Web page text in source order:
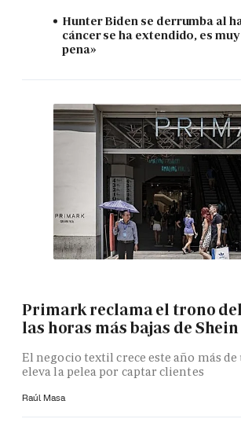
Hunter Biden se derrumba al
cáncer se ha extendido, es
pena»
Primark reclama el trono
las horas más bajas de
El negocio textil crece este año más de
eleva la pelea por captar clientes
Raúl Masa